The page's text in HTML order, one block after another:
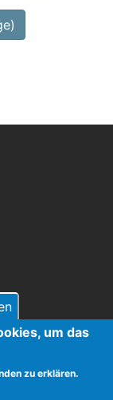
um das
zu erklären.